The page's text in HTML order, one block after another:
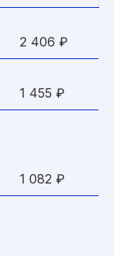
2 406 ₽
1 455 ₽
1 082 ₽